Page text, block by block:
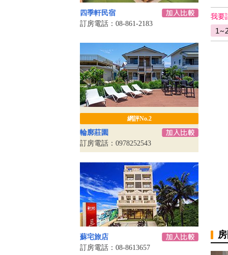
四季軒民宿
訂房電話：08-861-2183
網評No.2
輪廓莊園
訂房電話：0978252543
蘇宅旅店
訂房電話：08-8613657
我要